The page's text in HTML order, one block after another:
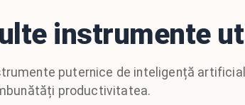
instrumente
puternice de inteligență
productivitatea.